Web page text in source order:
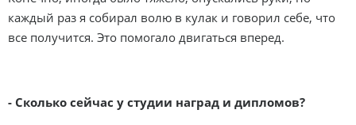
каждый раз я собирал волю в кулак и говорил себе, что
все получится. Это помогало двигаться вперед.
- Сколько сейчас у студии наград и дипломов?